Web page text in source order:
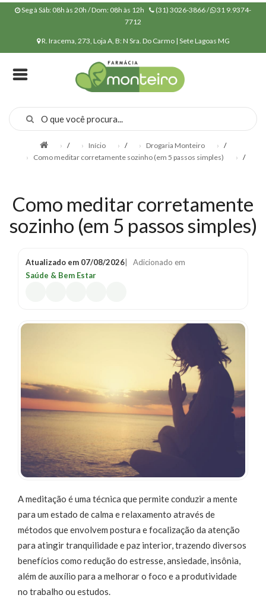
Seg à Sáb: 08h às 20h / Dom: 08h às 12h (31) 3026-3866 /
31 9.9374-
7712
R. Iracema, 273, Loja A, B: N Sra. Do Carmo | Sete Lagoas MG
CONVÊNIOS
MANIPULAÇÃO
PRODUTOS
NOSSA
ESTRUTURA
NOSSOS
SERVIÇOS
(31)
3026-
3866
Chat
WhatsApp
Envie-
nos uma
/ Início / Drogaria Monteiro
/
Como meditar corretamente sozinho (em 5 passos simples)
/
Como meditar corretamente
sozinho (em 5 passos simples)
Atualizado em 07/08/2026| Adicionado em
Saúde & Bem Estar
A meditação é uma técnica que permite conduzir a mente
para um estado de calma e relaxamento através de
métodos que envolvem postura e focalização da atenção
para atingir tranquilidade e paz interior, trazendo diversos
benefícios como redução do estresse, ansiedade, insônia,
além de auxílio para a melhorar o foco e a produtividade
no trabalho ou estudos.